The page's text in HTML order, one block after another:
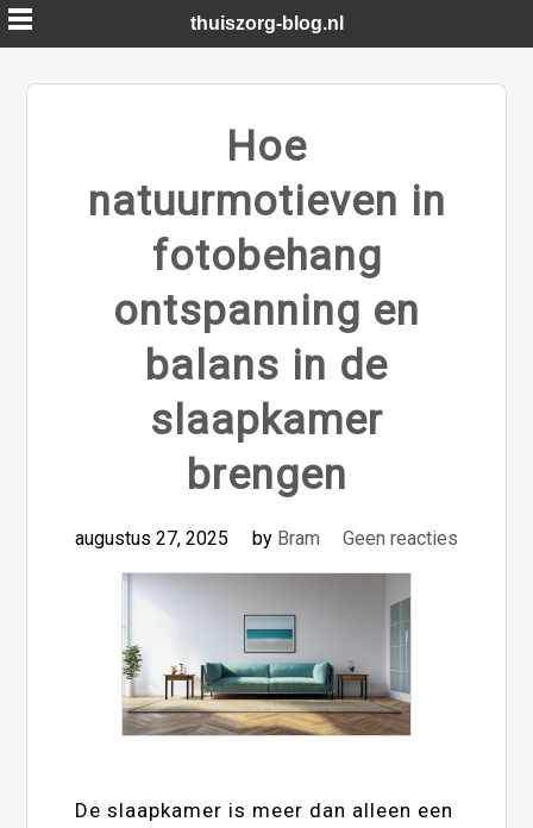
Skip
to
content
thuiszorg-blog.nl
Hoe
natuurmotieven in
fotobehang
ontspanning en
balans in de
slaapkamer
brengen
augustus 27, 2025 by Bram Geen reacties
De slaapkamer is meer dan alleen een